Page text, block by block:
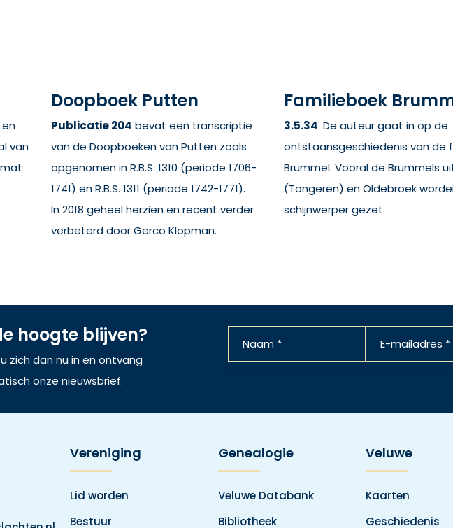
van
Doopboek Putten
Publicatie 204 bevat een transcriptie
van de Doopboeken van Putten zoals
opgenomen in R.B.S. 1310 (periode 1706-
1741) en R.B.S. 1311 (periode 1742-1771).
In 2018 geheel herzien en recent verder
verbeterd door Gerco Klopman.
Familieboek
3.5.34: De auteur gaat in op de
ontstaansgeschiedenis van de
Brummel. Vooral de Brummels
(Tongeren) en Oldebroek
schijnwerper gezet.
hoogte blijven?
zich dan nu in en ontvang
onze nieuwsbrief.
Vereniging
Lid worden
Bestuur
Genealogie
Veluwe Databank
Bibliotheek
Veluwe
Kaarten
Geschiedenis